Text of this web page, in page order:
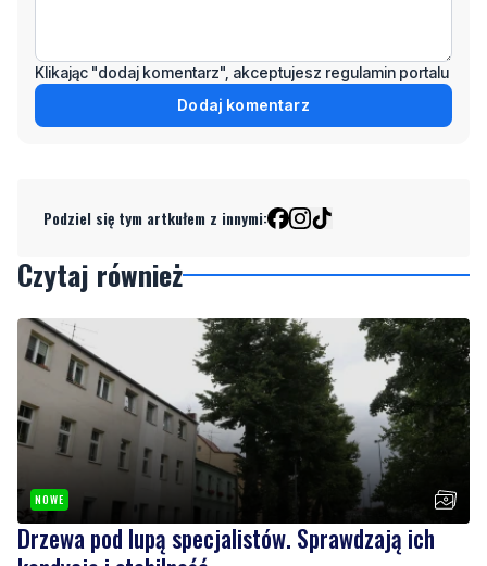
Klikając "dodaj komentarz", akceptujesz regulamin portalu
Dodaj komentarz
Podziel się tym artkułem z innymi:
Czytaj również
NOWE
Drzewa pod lupą specjalistów. Sprawdzają ich